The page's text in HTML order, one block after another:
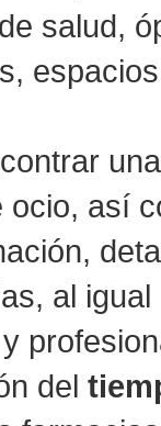
salud,
ocio, así
al
del